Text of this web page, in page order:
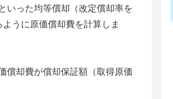
いった均等償却（改定償却率を
うに原価償却費を計算しま
償却費が償却保証額（取得原価